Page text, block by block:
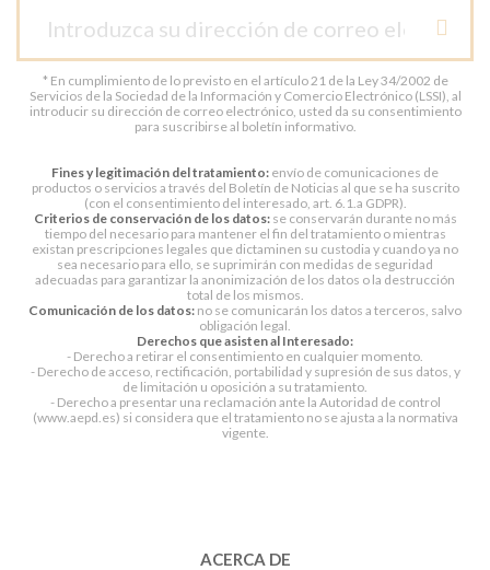
* En cumplimiento de lo previsto en el artículo 21 de la Ley 34/2002 de
Servicios de la Sociedad de la Información y Comercio Electrónico (LSSI), al
introducir su dirección de correo electrónico, usted da su consentimiento
para suscribirse al boletín informativo.
Fines y legitimación del tratamiento: envío de comunicaciones de
productos o servicios a través del Boletín de Noticias al que se ha suscrito
(con el consentimiento del interesado, art. 6.1.a GDPR).
Criterios de conservación de los datos:se conservarán durante no más
tiempo del necesario para mantener el fin del tratamiento o mientras
existan prescripciones legales que dictaminen su custodia y cuando ya no
sea necesario para ello, se suprimirán con medidas de seguridad
adecuadas para garantizar la anonimización de los datos o la destrucción
total de los mismos.
Comunicación de los datos: no se comunicarán los datos a terceros, salvo
obligación legal.
Derechos que asisten al Interesado:
- Derecho a retirar el consentimiento en cualquier momento.
- Derecho de acceso, rectificación, portabilidad y supresión de sus datos, y
de limitación u oposición a su tratamiento.
- Derecho a presentar una reclamación ante la Autoridad de control
(www.aepd.es) si considera que el tratamiento no se ajusta a la normativa
vigente.
ACERCA DE